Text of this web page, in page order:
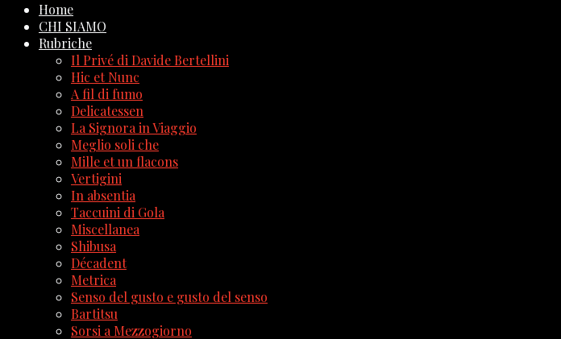
Home
CHI SIAMO
Rubriche
Il Privé di Davide Bertellini
Hic et Nunc
A fil di fumo
Delicatessen
La Signora in Viaggio
Meglio soli che
Mille et un flacons
Vertigini
In absentia
Taccuini di Gola
Miscellanea
Shibusa
Décadent
Metrica
Senso del gusto e gusto del senso
Bartitsu
Sorsi a Mezzogiorno